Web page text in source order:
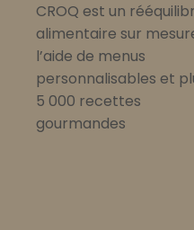
CROQ est un
alimentaire sur
l’aide de menus
personnalisables et
5 000 recettes
gourmandes